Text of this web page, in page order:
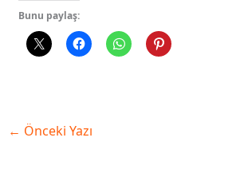
Bunu paylaş:
← Önceki Yazı